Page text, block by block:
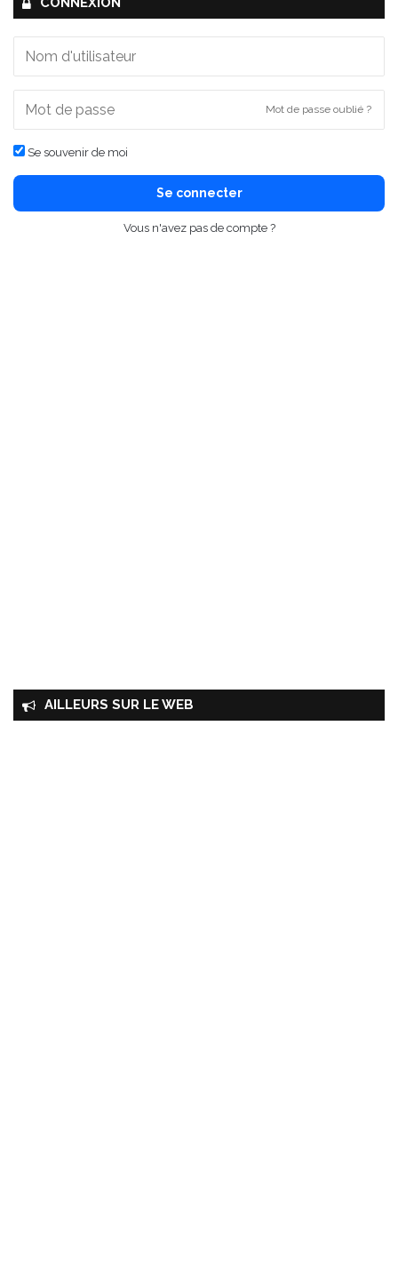
Mot de passe oublié ?
Se souvenir de moi
Se connecter
Vous n'avez pas de compte ?
AILLEURS SUR LE WEB